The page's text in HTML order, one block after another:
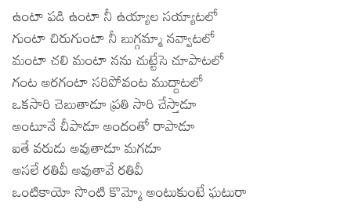
ఉంటా పడి ఉంటా నీ ఉయ్యాల సయ్యాటలో
గుంటా చిరుగుంటా నీ బుగ్గమ్మా నవ్వాటలో
మంటా చలి మంటా నను చుట్టేసె చూపాటలో
గంట అరగంటా సరిపోవంట ముద్దాటలో
ఒకసారి చెబుతాడూ ప్రతి సారి చేస్తాడూ
అంటూనే చీపాడూ అందంతో రాపాడూ
ఐతే వరుడు అవుతాడూ మగడూ
అసలే రతివీ అవుతావే రతివీ
ఒంటికాయో సొంటి కొమ్మో అంటుకుంటే ఘటురా